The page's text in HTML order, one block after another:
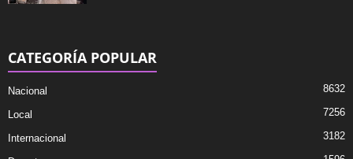
CATEGORÍA POPULAR
Nacional 8632
Local 7256
Internacional 3182